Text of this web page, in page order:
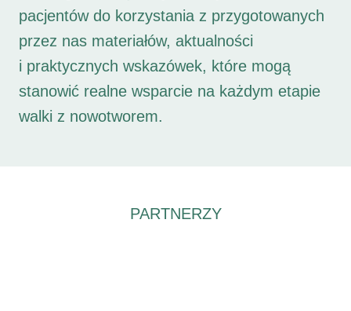
pacjentów do korzystania z przygotowanych
przez nas materiałów, aktualności
i praktycznych wskazówek, które mogą
stanowić realne wsparcie na każdym etapie
walki z nowotworem.
PARTNERZY